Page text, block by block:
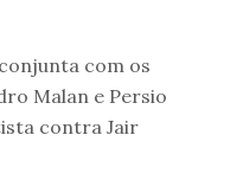
com os
Malan e Persio
contra Jair